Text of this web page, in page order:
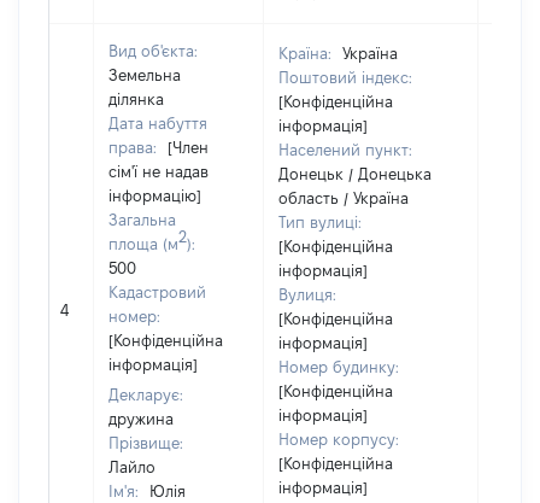
4
Вид об'єкта:
Земельна
ділянка
Дата набуття
права:
[Член
сім'ї не надав
інформацію]
Загальна
площа (м2):
500
Кадастровий
номер:
[Конфіденційна
інформація]
Декларує:
дружина
Прізвище:
Лайло
Ім'я:
Юлія
Країна:
Україна
Поштовий індекс:
[Конфіденційна
інформація]
Населений пункт:
Донецьк / Донецька
область / Україна
Тип вулиці:
[Конфіденційна
інформація]
Вулиця:
[Конфіденційна
інформація]
Номер будинку:
[Конфіденційна
інформація]
Номер корпусу:
[Конфіденційна
інформація]